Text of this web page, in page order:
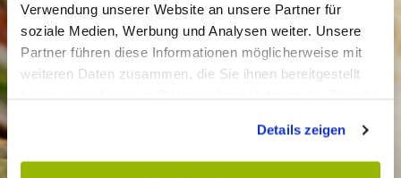
Verwendung unserer Website an unsere Partner für
soziale Medien, Werbung und Analysen weiter. Unsere
Partner führen diese Informationen möglicherweise mit
weiteren Daten zusammen, die Sie ihnen bereitgestellt
Details zeigen
Wrap Oriental
Knackiger Salat, Gurken, Falafelbällchen, rote
Zwiebeln, Tomaten mit Hummus und unserer